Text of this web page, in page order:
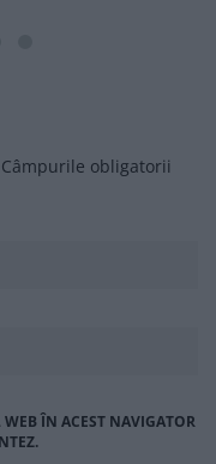
Câmpurile obligatorii
ÎN ACEST NAVIGATOR